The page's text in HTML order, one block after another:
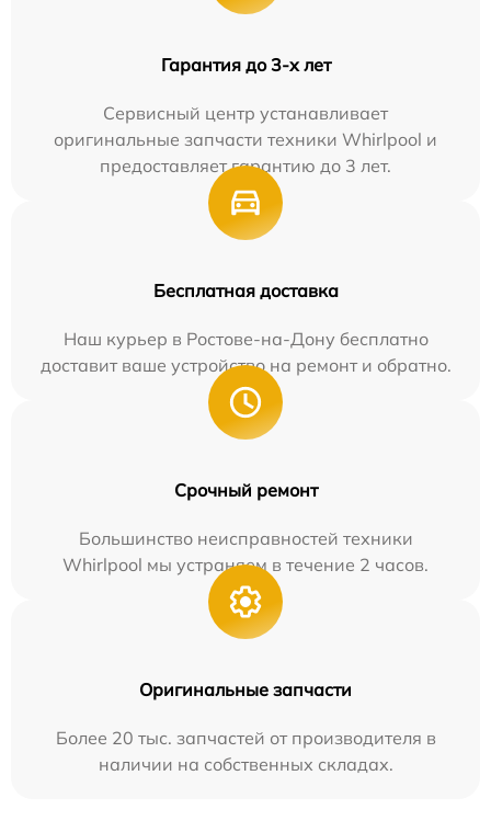
Гарантия до 3-х лет
Сервисный центр устанавливает
оригинальные запчасти техники Whirlpool и
предоставляет гарантию до 3 лет.
Бесплатная доставка
Наш курьер в Ростове-на-Дону бесплатно
доставит ваше устройство на ремонт и обратно.
Срочный ремонт
Большинство неисправностей техники
Whirlpool мы устраняем в течение 2 часов.
Оригинальные запчасти
Более 20 тыс. запчастей от производителя в
наличии на собственных складах.